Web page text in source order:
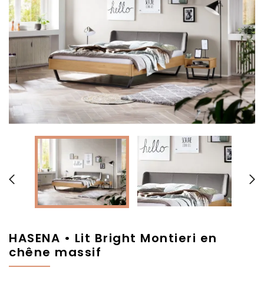
 
HASENA • Lit Bright Montieri en
chêne massif